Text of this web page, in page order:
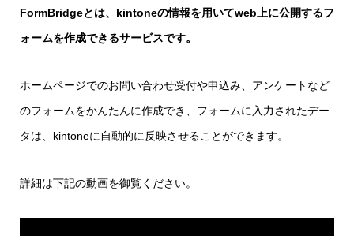
FormBridgeとは、kintoneの情報を用いてweb上に公開するフ
ォームを作成できるサービスです。
ホームページでのお問い合わせ受付や申込み、アンケートなど
のフォームをかんたんに作成でき、フォームに入力されたデー
タは、kintoneに自動的に反映させることができます。
詳細は下記の動画を御覧ください。